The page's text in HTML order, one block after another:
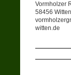
Vormholzer
58456 Witten
witten.de